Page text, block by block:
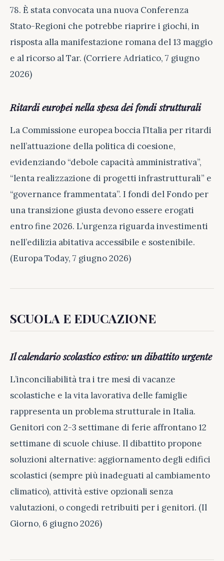
78. È stata convocata una nuova Conferenza
Stato-Regioni che potrebbe riaprire i giochi, in
risposta alla manifestazione romana del 13 maggio
e al ricorso al Tar. (Corriere Adriatico, 7 giugno
2026)
Ritardi europei nella spesa dei fondi strutturali
La Commissione europea boccia l’Italia per ritardi
nell’attuazione della politica di coesione,
evidenziando “debole capacità amministrativa”,
“lenta realizzazione di progetti infrastrutturali” e
“governance frammentata”. I fondi del Fondo per
una transizione giusta devono essere erogati
entro fine 2026. L’urgenza riguarda investimenti
nell’edilizia abitativa accessibile e sostenibile.
(Europa Today, 7 giugno 2026)
SCUOLA E EDUCAZIONE
Il calendario scolastico estivo: un dibattito urgente
L’inconciliabilità tra i tre mesi di vacanze
scolastiche e la vita lavorativa delle famiglie
rappresenta un problema strutturale in Italia.
Genitori con 2-3 settimane di ferie affrontano 12
settimane di scuole chiuse. Il dibattito propone
soluzioni alternative: aggiornamento degli edifici
scolastici (sempre più inadeguati al cambiamento
climatico), attività estive opzionali senza
valutazioni, o congedi retribuiti per i genitori. (Il
Giorno, 6 giugno 2026)